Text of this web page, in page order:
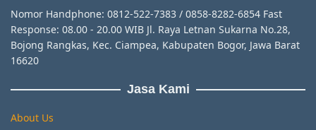
Nomor Handphone: 0812-522-7383 / 0858-8282-6854 Fast
Response: 08.00 - 20.00 WIB Jl. Raya Letnan Sukarna No.28,
Bojong Rangkas, Kec. Ciampea, Kabupaten Bogor, Jawa Barat
16620
Jasa Kami
About Us